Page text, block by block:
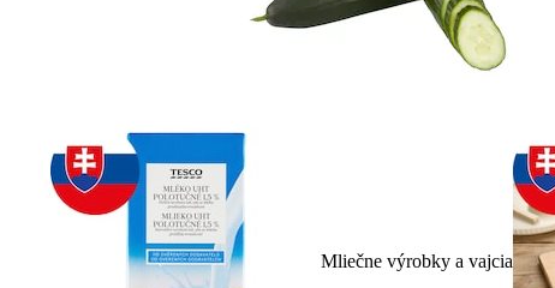
Mliečne výrobky a vajcia